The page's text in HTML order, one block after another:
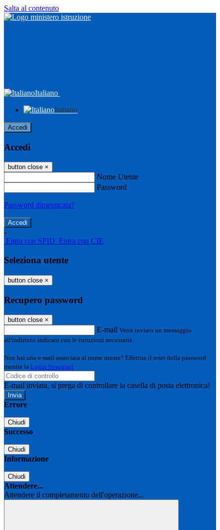
Salta al contenuto
Italiano
Italiano
Accedi
Accedi
button close ×
Nome Utente
Password
Password dimenticata?
-
Entra con SPID Entra con CIE
Seleziona utente
button close ×
Recupero password
button close ×
E-mail Verrà inviato un messaggio
all'indirizzo indicato con le istruzioni necessarie.
Non hai una e-mail associata al nome utente? Effettua il reset della password
tramite la Login Spaggiari
E-mail inviata, si prega di controllare la casella di posta elettronica!
Errore
Chiudi
Successo
Chiudi
Informazione
Chiudi
Attendere...
Attendere il completamento dell'operazione...